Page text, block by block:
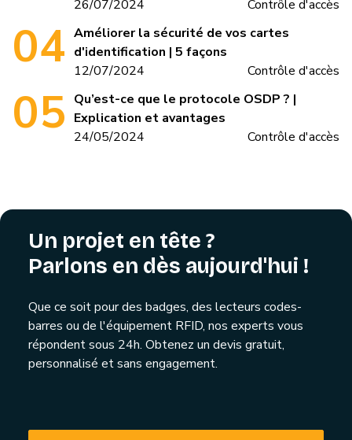
26/07/2024
Contrôle d'accès
Améliorer la sécurité de vos cartes
d'identification | 5 façons
12/07/2024
Contrôle d'accès
Qu’est-ce que le protocole OSDP ? |
Explication et avantages
24/05/2024
Contrôle d'accès
Un projet en tête ?
Parlons en dès aujourd'hui !
Que ce soit pour des badges, des lecteurs codes-
barres ou de l'équipement RFID, nos experts vous
répondent sous 24h. Obtenez un devis gratuit,
personnalisé et sans engagement.